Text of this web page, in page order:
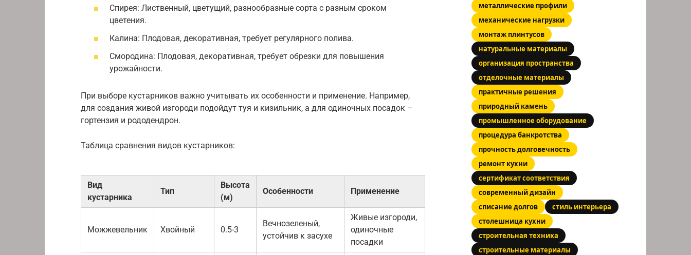
Спирея: Лиственный, цветущий, разнообразные сорта с разным сроком
цветения.
Калина: Плодовая, декоративная, требует регулярного полива.
Смородина: Плодовая, декоративная, требует обрезки для повышения
урожайности.
При выборе кустарников важно учитывать их особенности и применение. Например,
для создания живой изгороди подойдут туя и кизильник, а для одиночных посадок –
гортензия и рододендрон.
Таблица сравнения видов кустарников:
Вид
кустарника
Тип
Высота
(м)
Особенности Применение
Можжевельник Хвойный 0.5-3
Вечнозеленый,
устойчив к засухе
Живые изгороди,
одиночные
посадки
металлические профили
механические нагрузки
монтаж плинтусов
натуральные материалы
организация пространства
отделочные материалы
практичные решения
природный камень
промышленное оборудование
процедура банкротства
прочность долговечность
ремонт кухни
сертификат соответствия
современный дизайн
списание долгов
стиль интерьера
столешница кухни
строительная техника
строительные материалы